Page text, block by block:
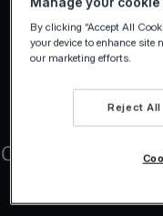
By clicking “Accept All
your device to enhance site
our marketing efforts.
Reject All